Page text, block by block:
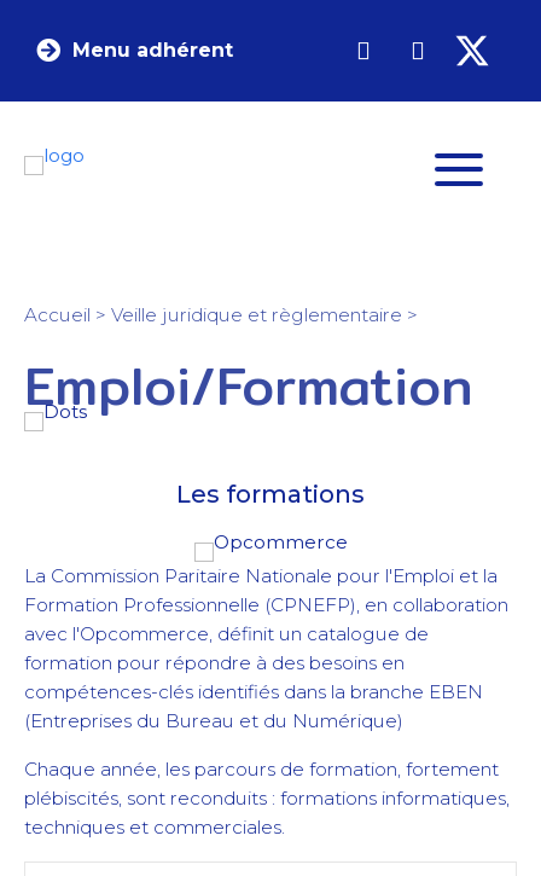
Menu adhérent
Accueil > Veille juridique et règlementaire >
Emploi/Formation
Les formations
La Commission Paritaire Nationale pour l'Emploi et la
Formation Professionnelle (CPNEFP), en collaboration
avec l'Opcommerce, définit un catalogue de
formation pour répondre à des besoins en
compétences-clés identifiés dans la branche EBEN
(Entreprises du Bureau et du Numérique)
Chaque année, les parcours de formation, fortement
plébiscités, sont reconduits : formations informatiques,
techniques et commerciales.